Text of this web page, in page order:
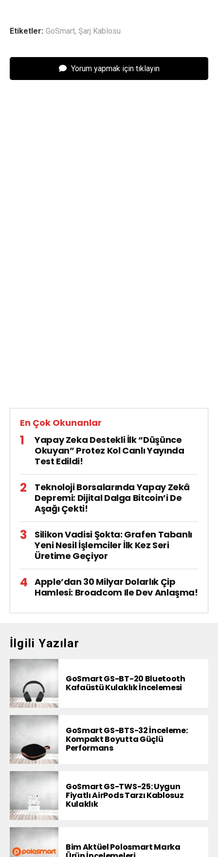
Etiketler: GoSmart, Şarj Kablosu
Yorum yapmak için tıklayın
En Çok Okunanlar
Yapay Zeka Destekli İlk “Düşünce
Okuyan” Protez Kol Canlı Yayında
Test Edildi!
Teknoloji Borsalarında Yapay Zekâ
Depremi: Dijital Dalga Bitcoin’i De
Aşağı Çekti!
Silikon Vadisi Şokta: Grafen Tabanlı
Yeni Nesil İşlemciler İlk Kez Seri
Üretime Geçiyor
Apple’dan 30 Milyar Dolarlık Çip
Hamlesi: Broadcom Ile Dev Anlaşma!
İlgili Yazılar
GoSmart GS-BT-20 Bluetooth
Kafaüstü Kulaklık İncelemesi
GoSmart GS-BTS-32 İnceleme:
Kompakt Boyutta Güçlü
Performans
GoSmart GS-TWS-25: Uygun
Fiyatlı AirPods Tarzı Kablosuz
Kulaklık
Bim Aktüel Polosmart Marka